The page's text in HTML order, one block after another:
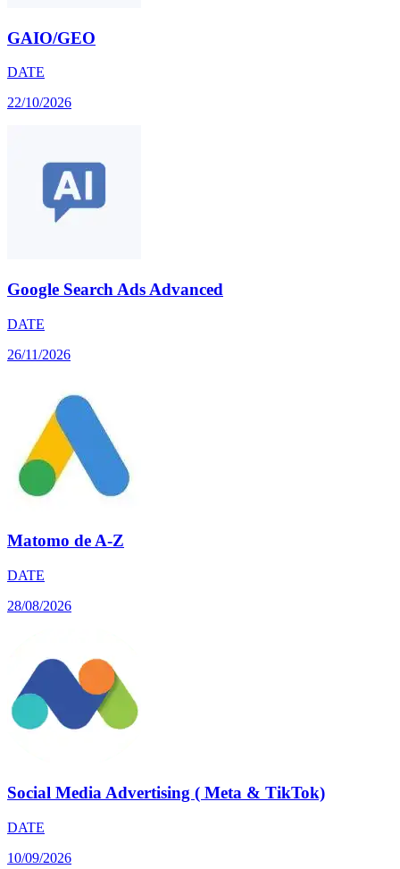
GAIO/GEO
DATE
22/10/2026
Google Search Ads Advanced
DATE
26/11/2026
Matomo de A-Z
DATE
28/08/2026
Social Media Advertising ( Meta & TikTok)
DATE
10/09/2026